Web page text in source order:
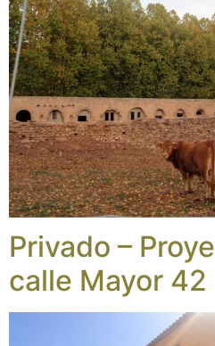
Privado –
calle Mayor 42